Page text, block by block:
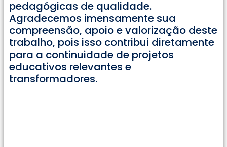
pedagógicas de qualidade.
Agradecemos imensamente sua
compreensão, apoio e valorização deste
trabalho, pois isso contribui diretamente
para a continuidade de projetos
educativos relevantes e
transformadores.